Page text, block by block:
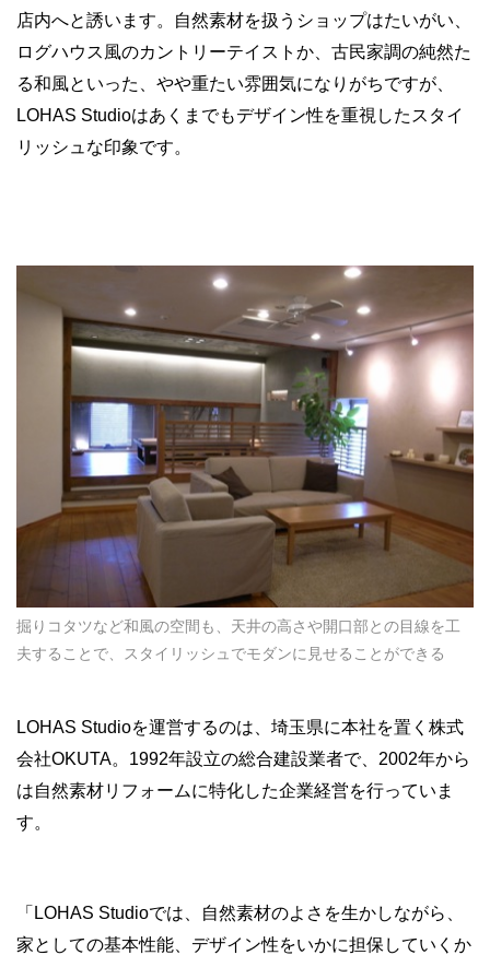
店内へと誘います。自然素材を扱うショップはたいがい、
ログハウス風のカントリーテイストか、古民家調の純然た
る和風といった、やや重たい雰囲気になりがちですが、
LOHAS Studioはあくまでもデザイン性を重視したスタイ
リッシュな印象です。
掘りコタツなど和風の空間も、天井の高さや開口部との目線を工
夫することで、スタイリッシュでモダンに見せることができる
LOHAS Studioを運営するのは、埼玉県に本社を置く株式
会社OKUTA。1992年設立の総合建設業者で、2002年から
は自然素材リフォームに特化した企業経営を行っていま
す。
「LOHAS Studioでは、自然素材のよさを生かしながら、
家としての基本性能、デザイン性をいかに担保していくか